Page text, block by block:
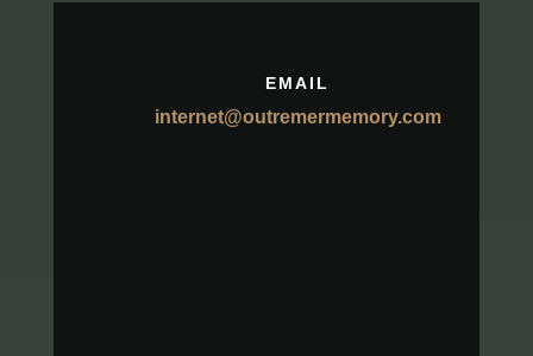
EMAIL
internet@outremermemory.com